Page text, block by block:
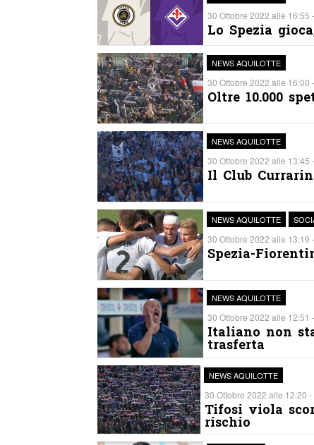
30 Ottobre 2022 alle 16:55
Lo Spezia
NEWS AQUILOTTE
30 Ottobre 2022 alle 16:00
Oltre 10.000
NEWS AQUILOTTE
30 Ottobre 2022 alle 13:45
Il Club
NEWS AQUILOTTE
30 Ottobre 2022 alle 13:19
Spezia-
NEWS AQUILOTTE
30 Ottobre 2022 alle 12:51
Italiano non
trasferta
NEWS AQUILOTTE
30 Ottobre 2022 alle 12:20 -
Tifosi viola
rischio